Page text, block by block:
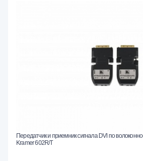
Передатчик и приемник сигнала DVI по
Kramer 602R/T